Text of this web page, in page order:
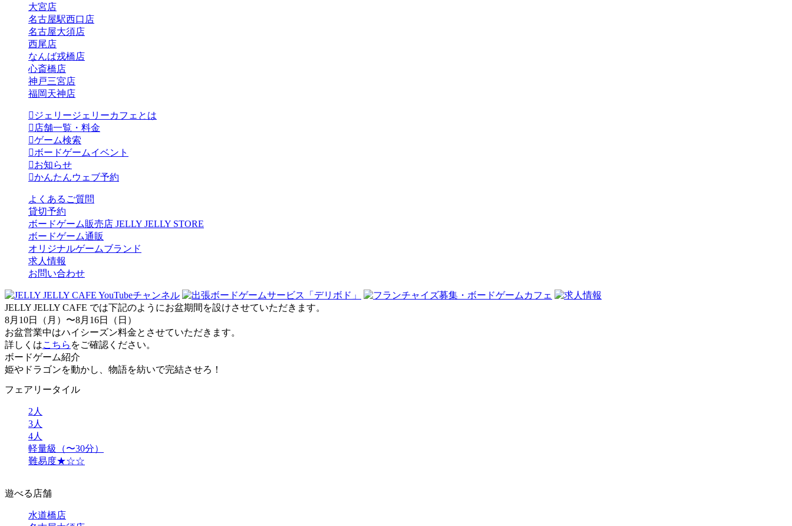
大宮店
名古屋駅西口店
名古屋大須店
西尾店
なんば戎橋店
心斎橋店
神戸三宮店
福岡天神店
ジェリージェリーカフェとは
店舗一覧・料金
ゲーム検索
ボードゲームイベント
お知らせ
かんたんウェブ予約
よくあるご質問
貸切予約
ボードゲーム販売店 JELLY JELLY STORE
ボードゲーム通販
オリジナルゲームブランド
求人情報
お問い合わせ
JELLY JELLY CAFE では下記のようにお盆期間を設けさせていただきます。
8月10日（月）〜8月16日（日）
お盆営業中はハイシーズン料金とさせていただきます。
詳しくはこちら をご確認ください。
ボードゲーム紹介
姫やドラゴンを動かし、物語を紡いで完結させろ！
フェアリータイル
2人
3人
4人
軽量級（〜30分）
難易度★☆☆
遊べる店舗
水道橋店